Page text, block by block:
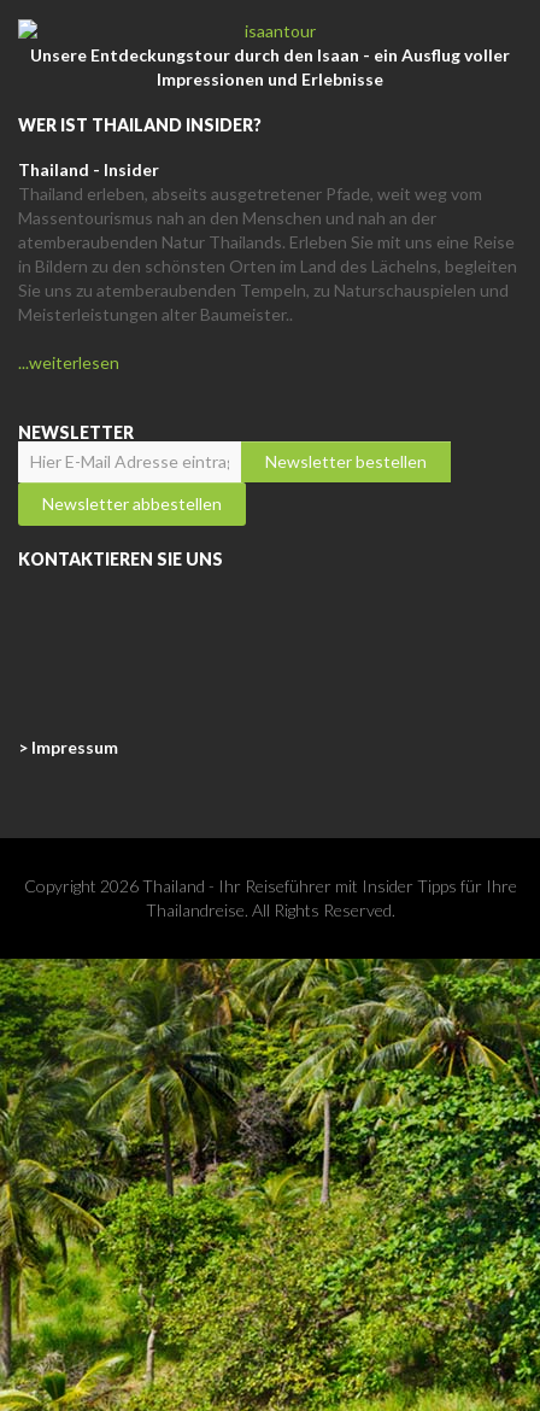
Unsere Entdeckungstour durch den Isaan - ein Ausflug voller
Impressionen und Erlebnisse
WER IST THAILAND INSIDER?
Thailand - Insider
Thailand erleben, abseits ausgetretener Pfade, weit weg vom
Massentourismus nah an den Menschen und nah an der
atemberaubenden Natur Thailands. Erleben Sie mit uns eine Reise
in Bildern zu den schönsten Orten im Land des Lächelns, begleiten
Sie uns zu atemberaubenden Tempeln, zu Naturschauspielen und
Meisterleistungen alter Baumeister..
...weiterlesen
NEWSLETTER
KONTAKTIEREN SIE UNS
> Impressum
Copyright 2026 Thailand - Ihr Reiseführer mit Insider Tipps für Ihre
Thailandreise. All Rights Reserved.